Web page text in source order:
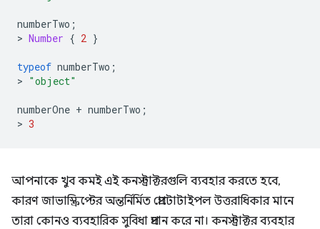
numberTwo ;
> Number { 2 }
typeof numberTwo ;
> "object"
numberOne + numberTwo ;
> 3
আপনাকে খুব কমই এই কনস্ট্রাক্টরগুলি ব্যবহার করতে হবে,
কারণ জাভাস্ক্রিপ্টের অন্তর্নির্মিত প্রোটোটাইপল উত্তরাধিকার মানে
তারা কোনও ব্যবহারিক সুবিধা প্রদান করে না। কনস্ট্রাক্টর ব্যবহার